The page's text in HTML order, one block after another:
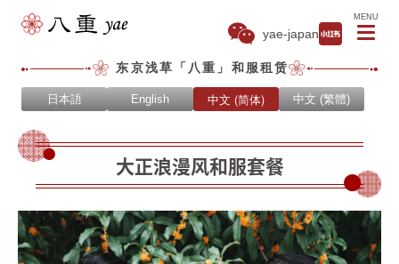
yae-japan
东京浅草「八重」和服租赁
日本語 English 中文 (简体) 中文 (繁體)
MENU
大正浪漫风和服套餐